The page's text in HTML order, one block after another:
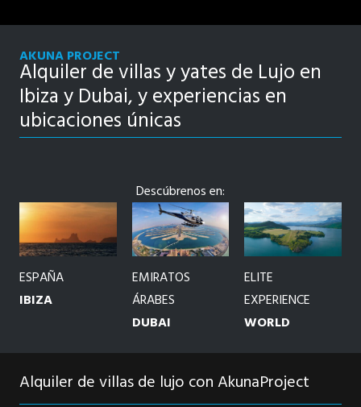
AKUNA PROJECT
Alquiler de villas y yates de Lujo en
Ibiza y Dubai, y experiencias en
ubicaciones únicas
Descúbrenos en:
ESPAÑA
IBIZA
EMIRATOS
ÁRABES
DUBAI
ELITE
EXPERIENCE
WORLD
Alquiler de villas de lujo con AkunaProject